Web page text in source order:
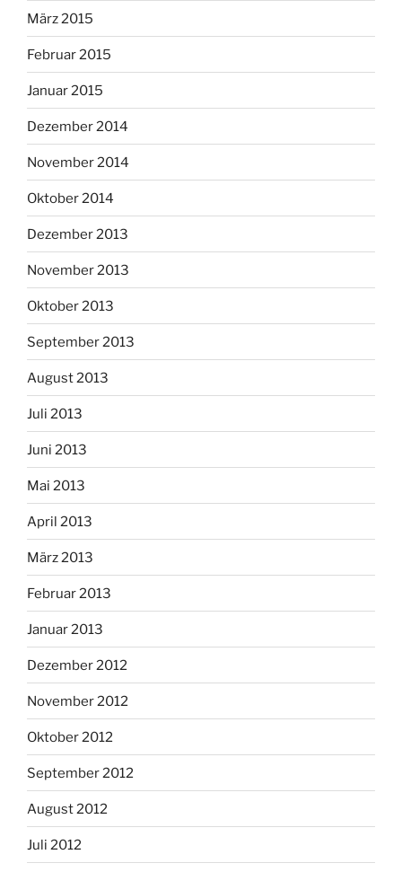
März 2015
Februar 2015
Januar 2015
Dezember 2014
November 2014
Oktober 2014
Dezember 2013
November 2013
Oktober 2013
September 2013
August 2013
Juli 2013
Juni 2013
Mai 2013
April 2013
März 2013
Februar 2013
Januar 2013
Dezember 2012
November 2012
Oktober 2012
September 2012
August 2012
Juli 2012